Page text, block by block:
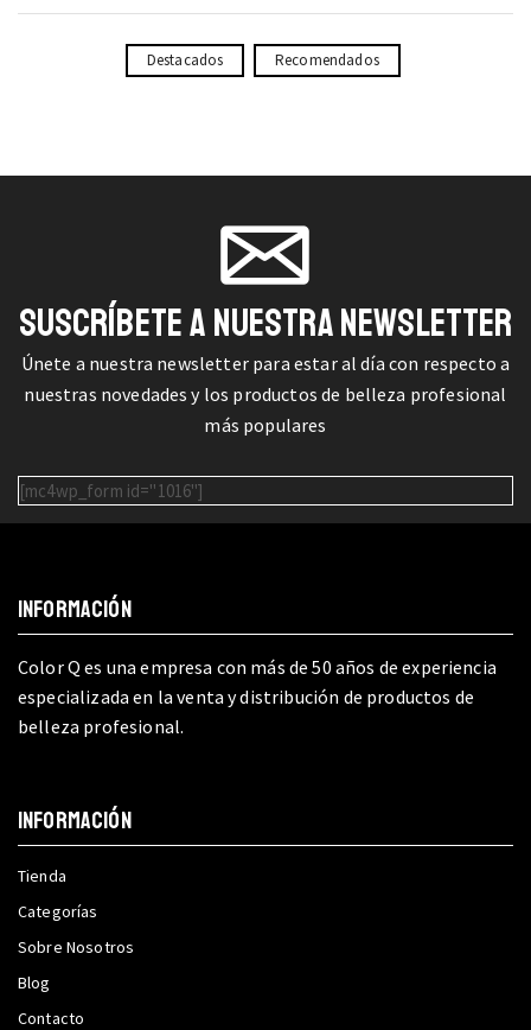
Destacados Recomendados
SUSCRÍBETE A NUESTRA NEWSLETTER
Únete a nuestra newsletter para estar al día con respecto a
nuestras novedades y los productos de belleza profesional
más populares
[mc4wp_form id="1016"]
INFORMACIÓN
Color Q es una empresa con más de 50 años de experiencia
especializada en la venta y distribución de productos de
belleza profesional.
INFORMACIÓN
Tienda
Categorías
Sobre Nosotros
Blog
Contacto